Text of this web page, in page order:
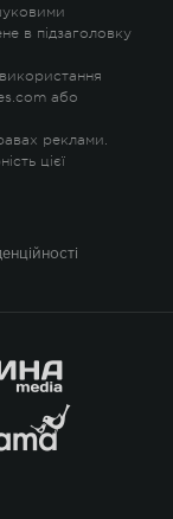
в підзаголовку
або
реклами.
цієї